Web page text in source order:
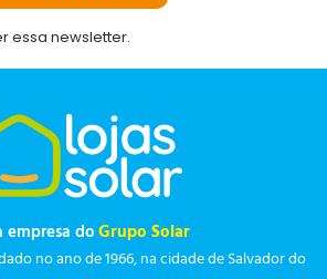
essa newsletter.
empresa doGrupo Solar
no ano de 1966, na cidade de Salvador do